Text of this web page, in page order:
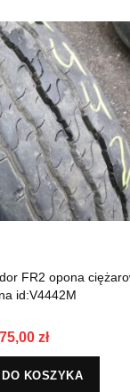
FR2 opona
id:V4442M
zł
DO KOSZYKA